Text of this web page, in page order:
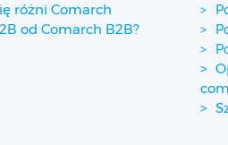
różni Comarch
od Comarch B2B?